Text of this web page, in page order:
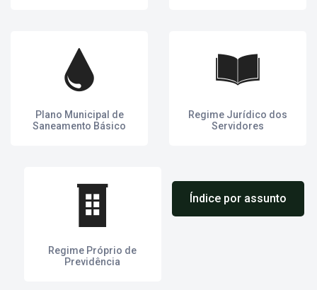
Plano Municipal de
Saneamento Básico
Regime Jurídico dos
Servidores
Regime Próprio de
Previdência
Índice por assunto